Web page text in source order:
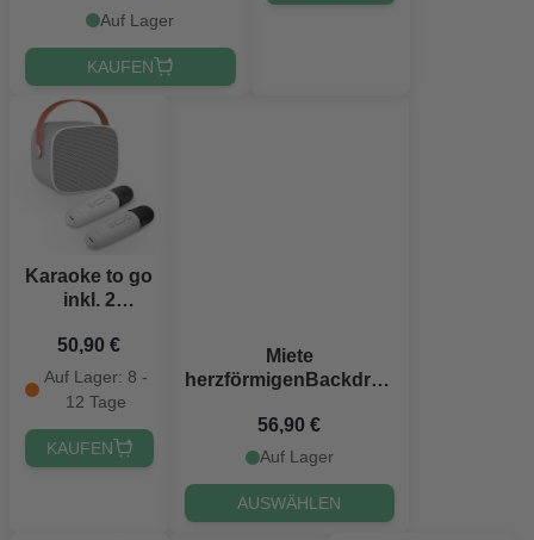
Auf Lager
KAUFEN
Karaoke to go
inkl. 2
50,90 €
Auf Lager: 8 -
12 Tage
KAUFEN
Miete
herzförmigenBackdrop
56,90 €
Auf Lager
AUSWÄHLEN